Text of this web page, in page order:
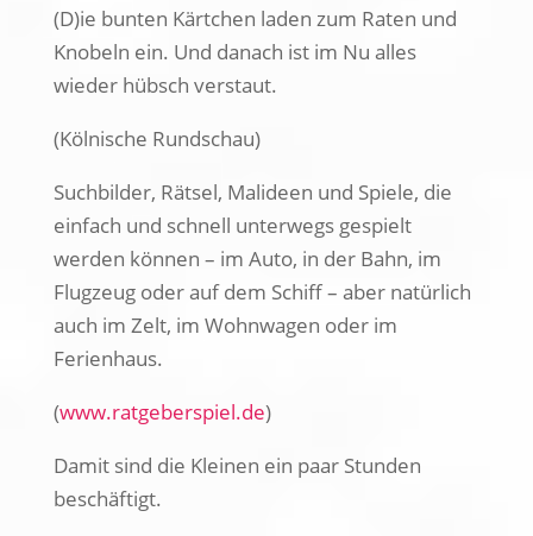
(D)ie bunten Kärtchen laden zum Raten und
Knobeln ein. Und danach ist im Nu alles
wieder hübsch verstaut.
(Kölnische Rundschau)
Suchbilder, Rätsel, Malideen und Spiele, die
einfach und schnell unterwegs gespielt
werden können – im Auto, in der Bahn, im
Flugzeug oder auf dem Schiff – aber natürlich
auch im Zelt, im Wohnwagen oder im
Ferienhaus.
(www.ratgeberspiel.de)
Damit sind die Kleinen ein paar Stunden
beschäftigt.